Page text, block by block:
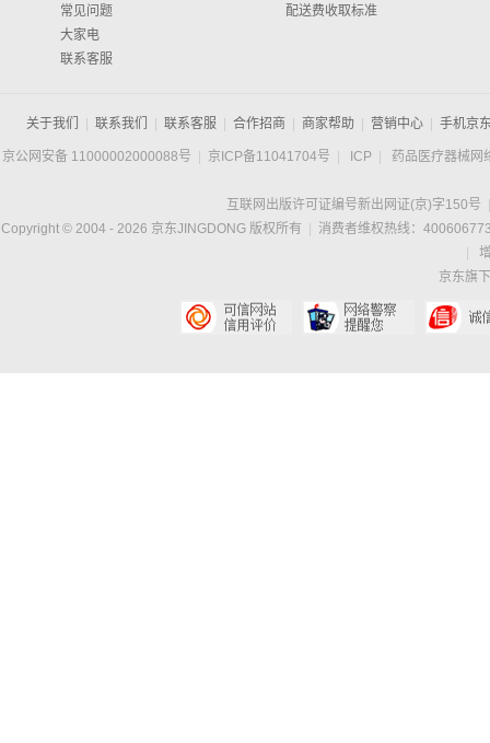
常见问题
大家电
联系客服
配送费收取标准
关于我们 联系我们 联系客服 合作招商 商家帮助 营销中心 手机京
京公网安备 11000002000088号 京ICP备11041704号 ICP 药品医疗器械网
互联网出版许可证编号新出网证(京)字150号
Copyright © 2004 - 2026 京东JINGDONG 版权所有
消费者维权热线：
京东旗